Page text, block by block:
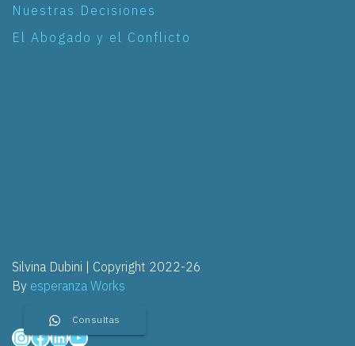
Nuestras Decisiones
El Abogado y el Conflicto
Silvina Dubini | Copyright 2022-26
Byesperanza Works
Consultas